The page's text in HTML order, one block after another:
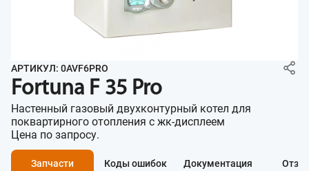
АРТИКУЛ: 0AVF6PRO
Fortuna F 35 Pro
Настенный газовый двухконтурный котел для
поквартирного отопления с жк-дисплеем
Цена по запросу.
Запчасти Коды ошибок Документация